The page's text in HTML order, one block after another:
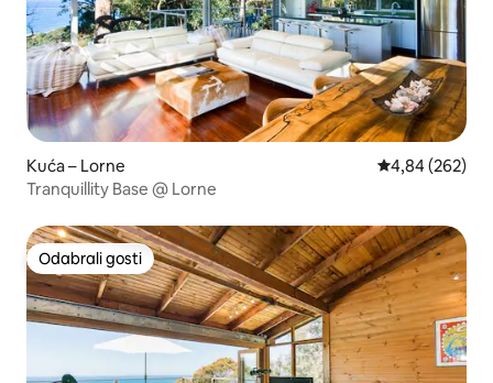
Kuća – Lorne Prosječna
4,84 (262)
Tranquillity Base @ Lorne
Odabrali gosti
Odabrali gosti